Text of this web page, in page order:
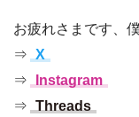
お疲れさまです、僕
⇒ X
⇒
Instagram
⇒ Threads